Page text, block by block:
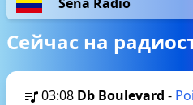
Сейчас на
03:08 Db Boulevard -